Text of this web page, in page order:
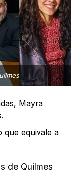
Mayra
que equivale a
de Quilmes